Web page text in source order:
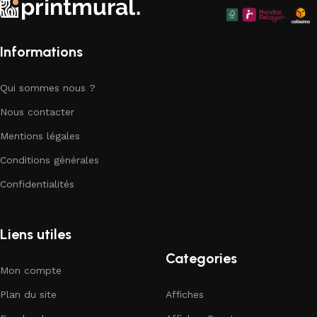
Informations
Qui sommes nous ?
Nous contacter
Mentions légales
Conditions générales
Confidentialités
Liens utiles
Mon compte
Plan du site
Categories
Affiches